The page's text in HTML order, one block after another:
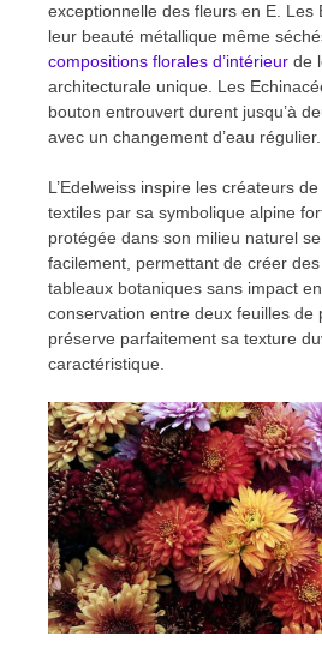
exceptionnelle des fleurs en E. Les
leur beauté métallique même
compositions florales d’intérieur de
architecturale unique. Les
bouton entrouvert durent jusqu’à
avec un changement d’eau régulier.
L’Edelweiss inspire les créateurs
textiles par sa symbolique alpine
protégée dans son milieu naturel
facilement, permettant de créer
tableaux botaniques sans impact
conservation entre deux feuilles de
préserve parfaitement sa texture
caractéristique.